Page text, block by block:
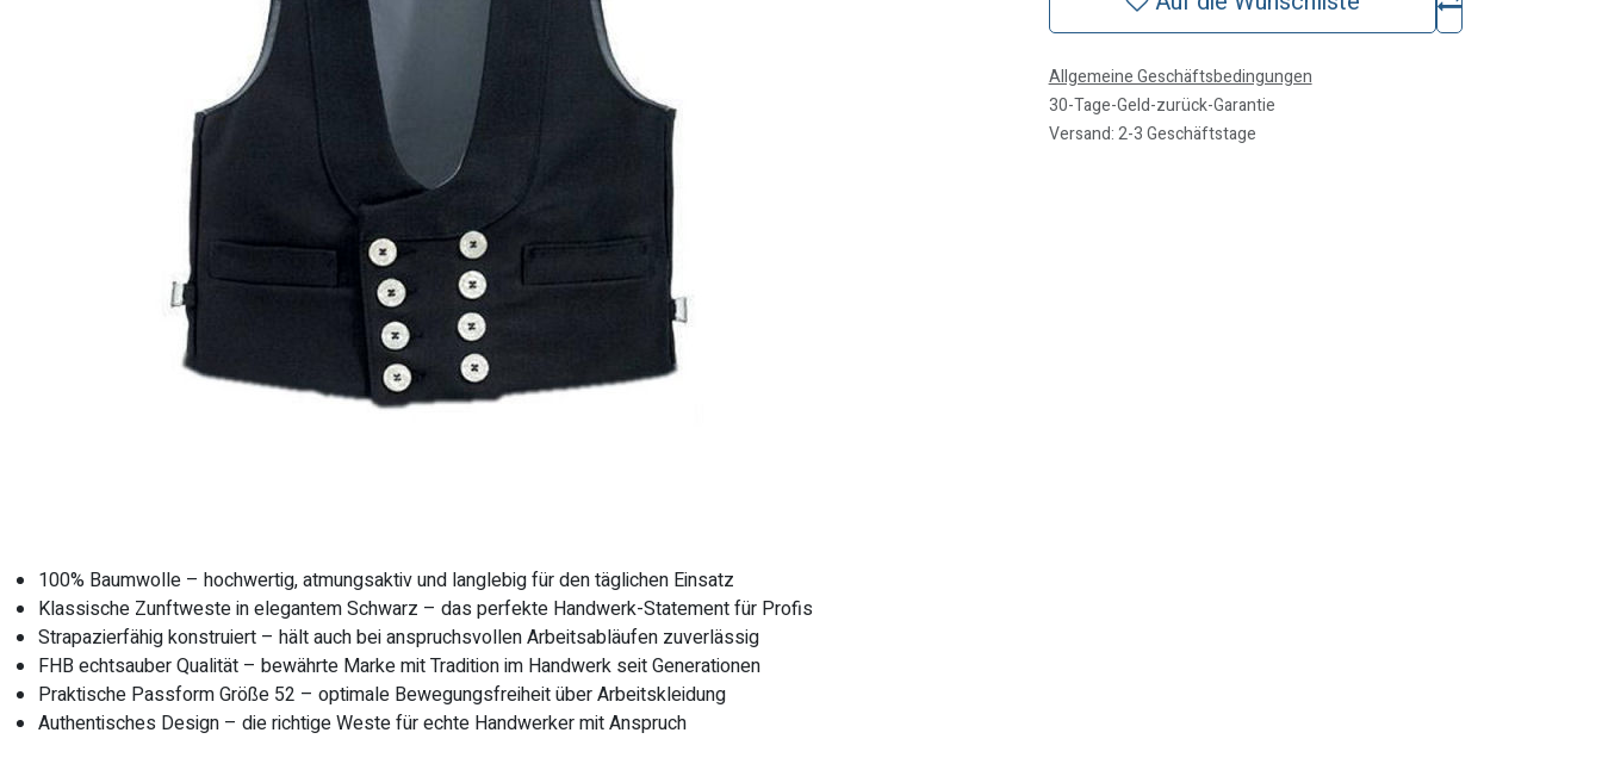
Allgemeine Geschäftsbedingungen
30-Tage-Geld-zurück-Garantie
Versand: 2-3 Geschäftstage
100% Baumwolle – hochwertig, atmungsaktiv und langlebig für den täglichen Einsatz
Klassische Zunftweste in elegantem Schwarz – das perfekte Handwerk-Statement für Profis
Strapazierfähig konstruiert – hält auch bei anspruchsvollen Arbeitsabläufen zuverlässig
FHB echtsauber Qualität – bewährte Marke mit Tradition im Handwerk seit Generationen
Praktische Passform Größe 52 – optimale Bewegungsfreiheit über Arbeitskleidung
Authentisches Design – die richtige Weste für echte Handwerker mit Anspruch